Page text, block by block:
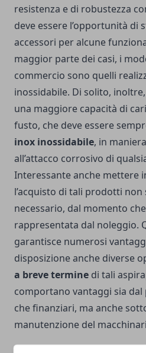
resistenza e di robustezza
deve essere l’opportunità di
accessori per alcune
maggior parte dei casi, i
commercio sono quelli
inossidabile. Di solito,
una maggiore capacità di
fusto, che deve essere
inox inossidabile, in
all’attacco corrosivo di
Interessante anche mettere
l’acquisto di tali prodotti non
necessario, dal momento che
rappresentata dal noleggio.
garantisce numerosi
disposizione anche diverse
a breve termine di tali
comportano vantaggi sia
che finanziari, ma anche
manutenzione del